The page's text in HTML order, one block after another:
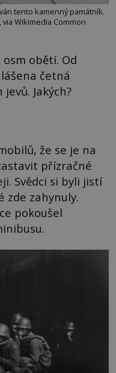
tento kamenný památník.
via Wikimedia Common
obětí. Od
četná
Jakých?
že se je na
přízračné
Svědci si byli jistí
zde zahynuly.
pokoušel